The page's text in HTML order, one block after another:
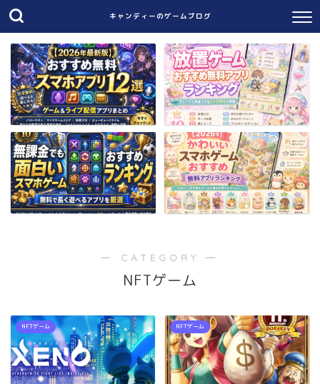
キャンディーのゲームブログ
― CATEGORY ―
NFTゲーム
NFTゲーム NFTゲーム